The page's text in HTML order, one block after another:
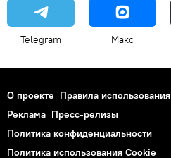
Telegram Макс
О проекте Правила использования
Реклама Пресс-релизы
Политика конфиденциальности
Политика использования Cookie